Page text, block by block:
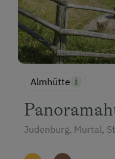
Almhütte
Judenburg, Murtal,